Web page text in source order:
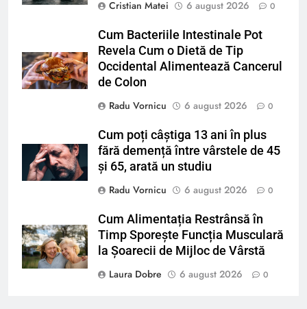
Cristian Matei
6 august 2026 0
Cum Bacteriile Intestinale Pot
Revela Cum o Dietă de Tip
Occidental Alimentează Cancerul
de Colon
Radu Vornicu
6 august 2026 0
Cum poți câștiga 13 ani în plus
fără demență între vârstele de 45
și 65, arată un studiu
Radu Vornicu
6 august 2026 0
Cum Alimentația Restrânsă în
Timp Sporește Funcția Musculară
la Șoarecii de Mijloc de Vârstă
Laura Dobre
6 august 2026 0